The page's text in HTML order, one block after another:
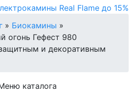
Real Flame до 15%
» Биокамины »
огонь Гефест 980
и декоративным
каталога